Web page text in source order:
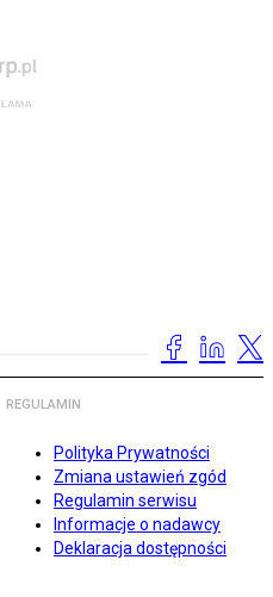
REGULAMIN
Polityka Prywatności
Zmiana ustawień zgód
Regulamin serwisu
Informacje o nadawcy
Deklaracja dostępności